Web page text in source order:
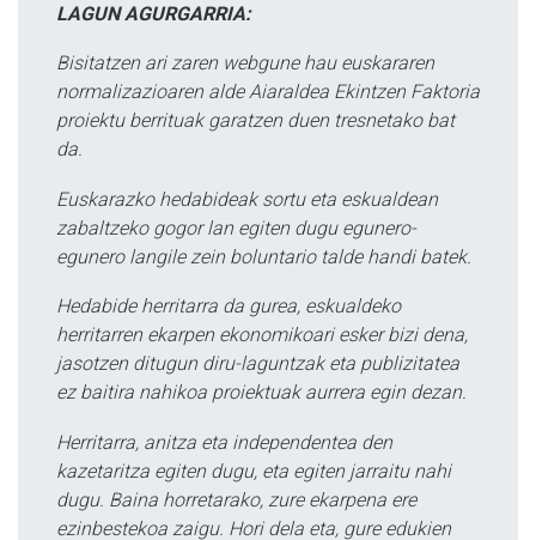
LAGUN AGURGARRIA:
Bisitatzen ari zaren webgune hau euskararen
normalizazioaren alde Aiaraldea Ekintzen Faktoria
proiektu berrituak garatzen duen tresnetako bat
da.
Euskarazko hedabideak sortu eta eskualdean
zabaltzeko gogor lan egiten dugu egunero-
egunero langile zein boluntario talde handi batek.
Hedabide herritarra da gurea, eskualdeko
herritarren ekarpen ekonomikoari esker bizi dena,
jasotzen ditugun diru-laguntzak eta publizitatea
ez baitira nahikoa proiektuak aurrera egin dezan.
Herritarra, anitza eta independentea den
kazetaritza egiten dugu, eta egiten jarraitu nahi
dugu. Baina horretarako, zure ekarpena ere
ezinbestekoa zaigu. Hori dela eta, gure edukien